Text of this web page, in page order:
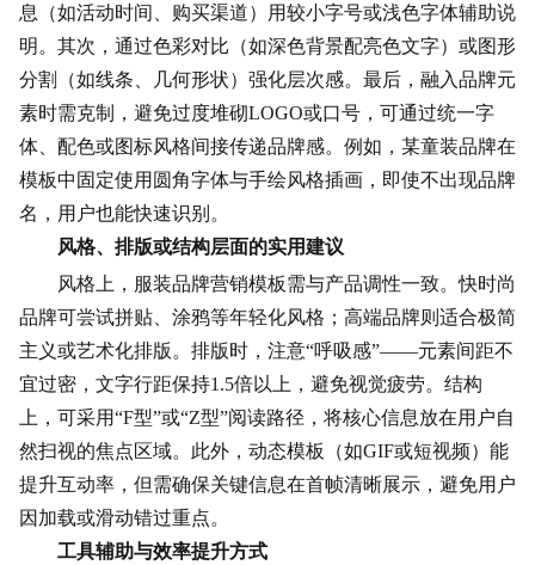
息（如活动时间、购买渠道）用较小字号或浅色字体辅助说
明。其次，通过色彩对比（如深色背景配亮色文字）或图形
分割（如线条、几何形状）强化层次感。最后，融入品牌元
素时需克制，避免过度堆砌LOGO或口号，可通过统一字
体、配色或图标风格间接传递品牌感。例如，某童装品牌在
模板中固定使用圆角字体与手绘风格插画，即使不出现品牌
名，用户也能快速识别。
风格、排版或结构层面的实用建议
风格上，服装品牌营销模板需与产品调性一致。快时尚
品牌可尝试拼贴、涂鸦等年轻化风格；高端品牌则适合极简
主义或艺术化排版。排版时，注意“呼吸感”——元素间距不
宜过密，文字行距保持1.5倍以上，避免视觉疲劳。结构
上，可采用“F型”或“Z型”阅读路径，将核心信息放在用户自
然扫视的焦点区域。此外，动态模板（如GIF或短视频）能
提升互动率，但需确保关键信息在首帧清晰展示，避免用户
因加载或滑动错过重点。
工具辅助与效率提升方式